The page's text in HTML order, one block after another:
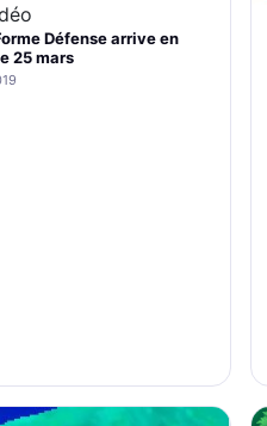
Défense arrive en
25 mars